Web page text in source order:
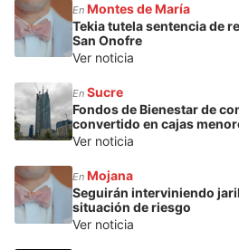
En Montes de María
Tekia tutela sentencia de
San Onofre
Ver noticia
En Sucre
Fondos de Bienestar de
convertido en cajas
Ver noticia
En Mojana
Seguirán interviniendo
situación de riesgo
Ver noticia